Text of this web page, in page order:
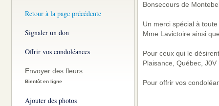
Retour à la page précédente
Signaler un don
Offrir vos condoléances
Envoyer des fleurs
Bientôt en ligne
Ajouter des photos
Bonsecours de
Un merci spécial à
Mme Lavictoire ainsi
Pour ceux qui le
Plaisance, Québec,
Pour offrir vos